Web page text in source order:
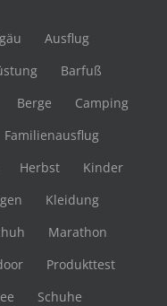
Ausflug
Barfuß
Berge
Camping
Familienausflug
Herbst
Kinder
Kleidung
Marathon
Produkttest
Schuhe